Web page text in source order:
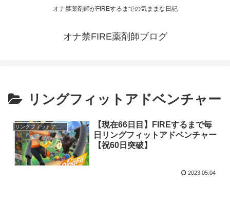
オナ禁薬剤師がFIREするまでの気ままな日記
オナ禁FIRE薬剤師ブログ
リングフィットアドベンチャー
リングフィットアドベンチャー
【現在66日目】FIREするまで毎
日リングフィットアドベンチャー
【祝60日突破】
2023.05.04